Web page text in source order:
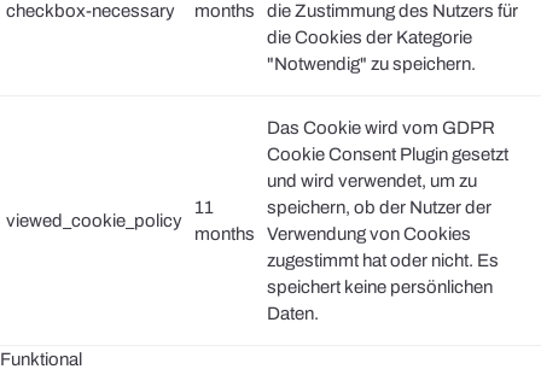
checkbox-necessary
months
die Zustimmung des Nutzers für
die Cookies der Kategorie
"Notwendig" zu speichern.
viewed_cookie_policy
11
months
Das Cookie wird vom GDPR
Cookie Consent Plugin gesetzt
und wird verwendet, um zu
speichern, ob der Nutzer der
Verwendung von Cookies
zugestimmt hat oder nicht. Es
speichert keine persönlichen
Daten.
Funktional